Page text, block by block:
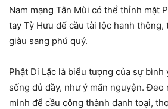
Nam mạng Tân Mùi có thể thỉnh mặt
tay Tỳ Hưu để cầu tài lộc hanh thông,
giàu sang phú quý.
Phật Di Lặc là biểu tượng của sự bình
sống đủ đầy, như ý mãn nguyện. Đeo
mình để cầu công thành danh toại,